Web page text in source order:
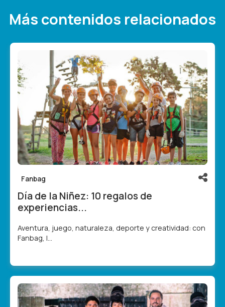
Más contenidos relacionados
Fanbag
Día de la Niñez: 10 regalos de
experiencias...
Aventura, juego, naturaleza, deporte y creatividad: con
Fanbag, l...